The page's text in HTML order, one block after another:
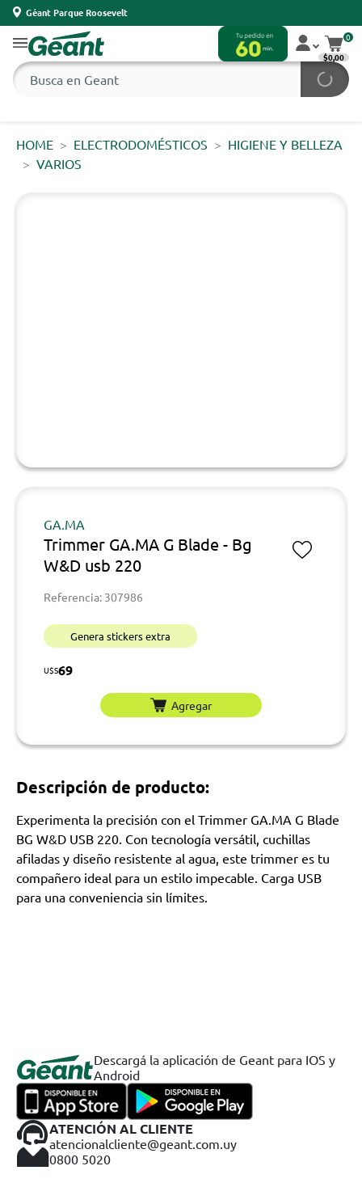
Géant Parque Roosevelt
0
$0,00
HOME ELECTRODOMÉSTICOS
HIGIENE Y BELLEZA
VARIOS
GA.MA
Trimmer GA.MA G Blade - Bg
W&D usb 220
Referencia: 307986
Genera stickers extra
U$S69
Agregar
Descripción de producto:
Experimenta la precisión con el Trimmer GA.MA G Blade
BG W&D USB 220. Con tecnología versátil, cuchillas
afiladas y diseño resistente al agua, este trimmer es tu
compañero ideal para un estilo impecable. Carga USB
para una conveniencia sin límites.
Descargá la aplicación de Geant para IOS y
Android
ATENCIÓN AL CLIENTE
atencionalcliente@geant.com.uy
0800 5020